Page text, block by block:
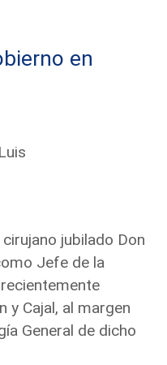
en
jubilado Don
Jefe de la
y Cajal, al margen
General de dicho